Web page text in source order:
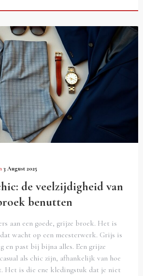
3 August 2025
de veelzijdigheid van
benutten
aan een goede, grijze broek. Het is
wacht op een meesterwerk. Grijs is
en past bij bijna alles. Een grijze
als chic zijn, afhankelijk van hoe
Het is die ene kledingstuk dat je niet